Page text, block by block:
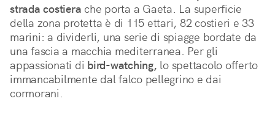
strada costiera che porta a Gaeta. La superficie
della zona protetta è di 115 ettari, 82 costieri e 33
marini: a dividerli, una serie di spiagge bordate da
una fascia a macchia mediterranea. Per gli
appassionati di bird-watching, lo spettacolo offerto
immancabilmente dal falco pellegrino e dai
cormorani.